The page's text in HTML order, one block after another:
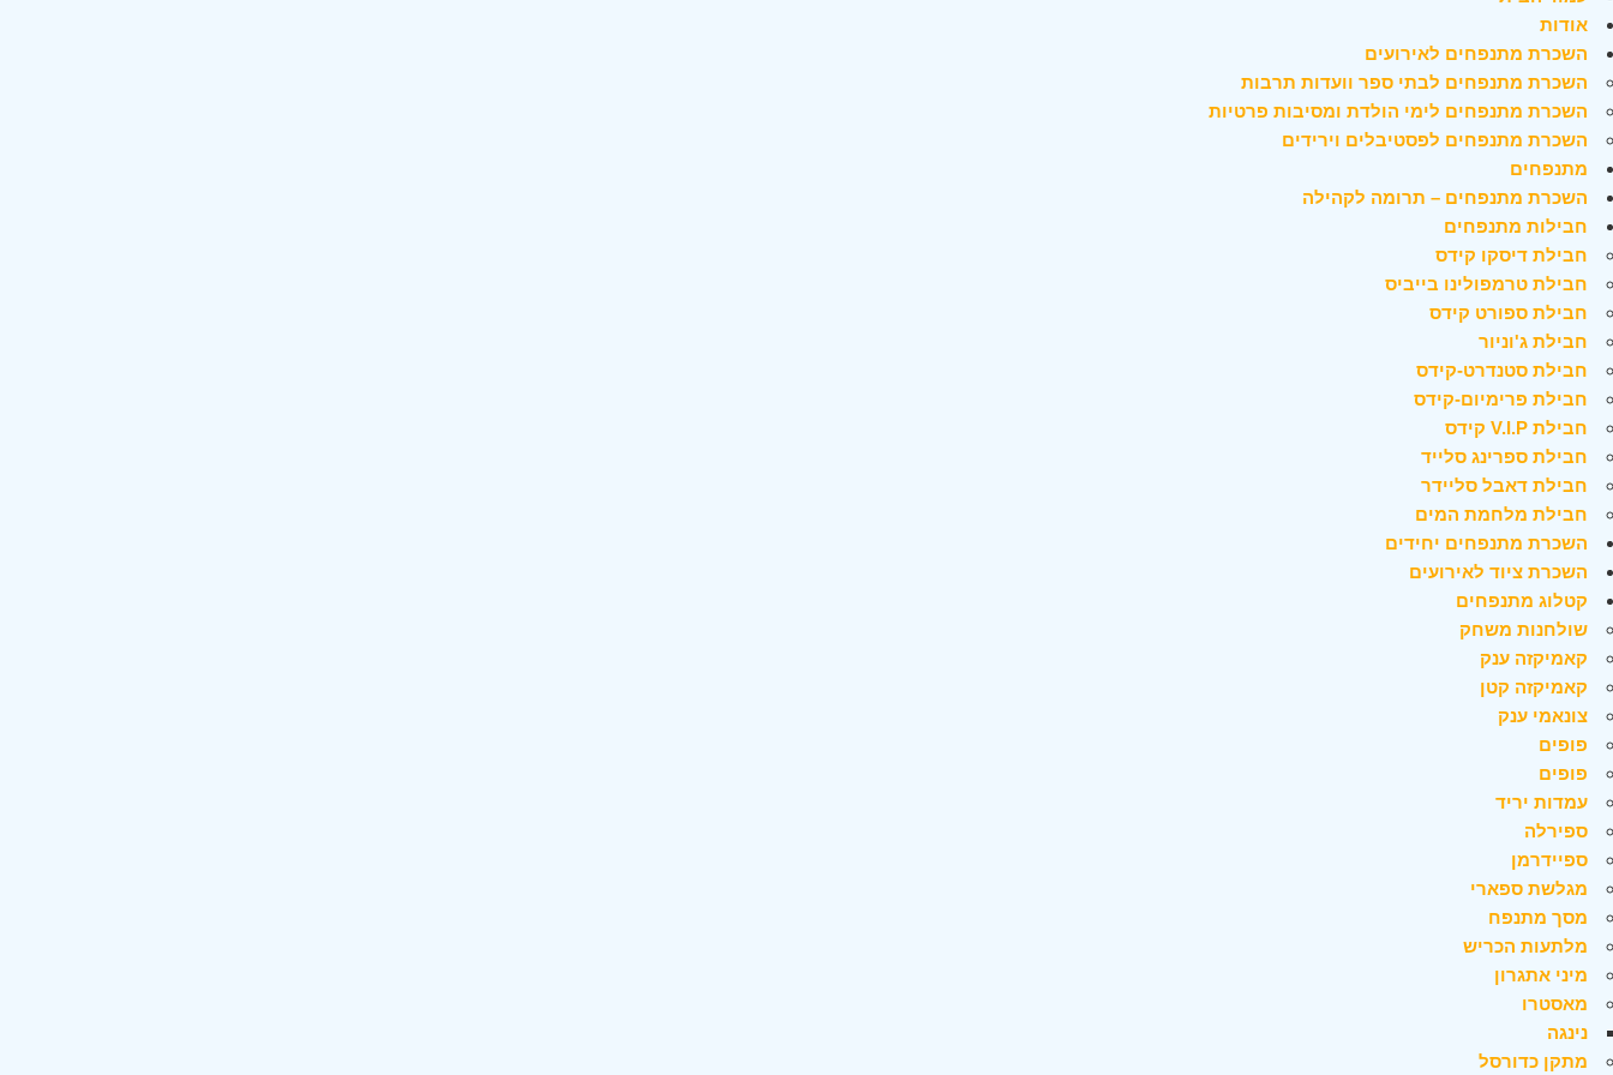
אודות
השכרת מתנפחים לאירועים
השכרת מתנפחים לבתי ספר וועדות תרבות
השכרת מתנפחים לימי הולדת ומסיבות פרטיות
השכרת מתנפחים לפסטיבלים וירידים
מתנפחים
השכרת מתנפחים – תרומה לקהילה
חבילות מתנפחים
חבילת דיסקו קידס
חבילת טרמפולינו בייביס
חבילת ספורט קידס
חבילת ג'וניור
חבילת סטנדרט-קידס
חבילת פרימיום-קידס
חבילת V.I.P קידס
חבילת ספרינג סלייד
חבילת דאבל סליידר
חבילת מלחמת המים
השכרת מתנפחים יחידים
השכרת ציוד לאירועים
קטלוג מתנפחים
שולחנות משחק
קאמיקזה ענק
קאמיקזה קטן
צונאמי ענק
פופים
פופים
עמדות יריד
ספירלה
ספיידרמן
מגלשת ספארי
מסך מתנפח
מלתעות הכריש
מיני אתגרון
מאסטרו
נינגה
מתקן כדורסל